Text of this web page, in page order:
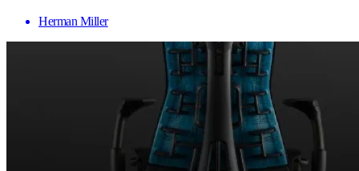
Herman Miller